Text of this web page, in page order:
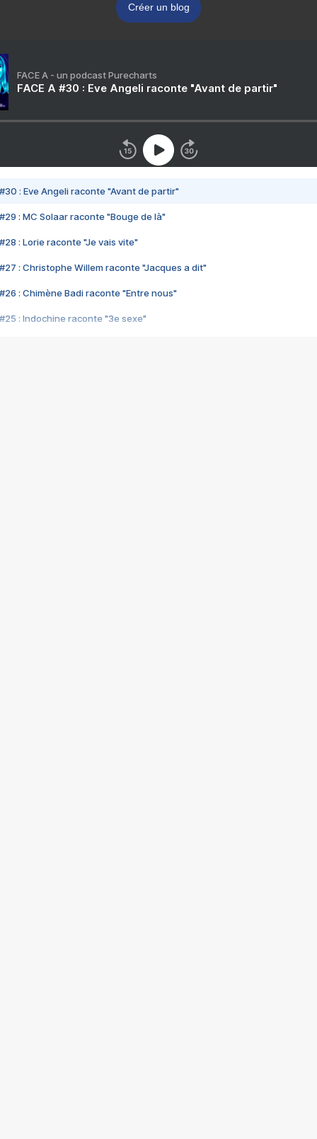
Créer un blog
FACE A - un podcast Purecharts
FACE A #30 : Eve Angeli raconte "Avant de partir"
#30 : Eve Angeli raconte "Avant de partir"
#29 : MC Solaar raconte "Bouge de là"
#28 : Lorie raconte "Je vais vite"
#27 : Christophe Willem raconte "Jacques a dit"
#26 : Chimène Badi raconte "Entre nous"
#25 : Indochine raconte "3e sexe"